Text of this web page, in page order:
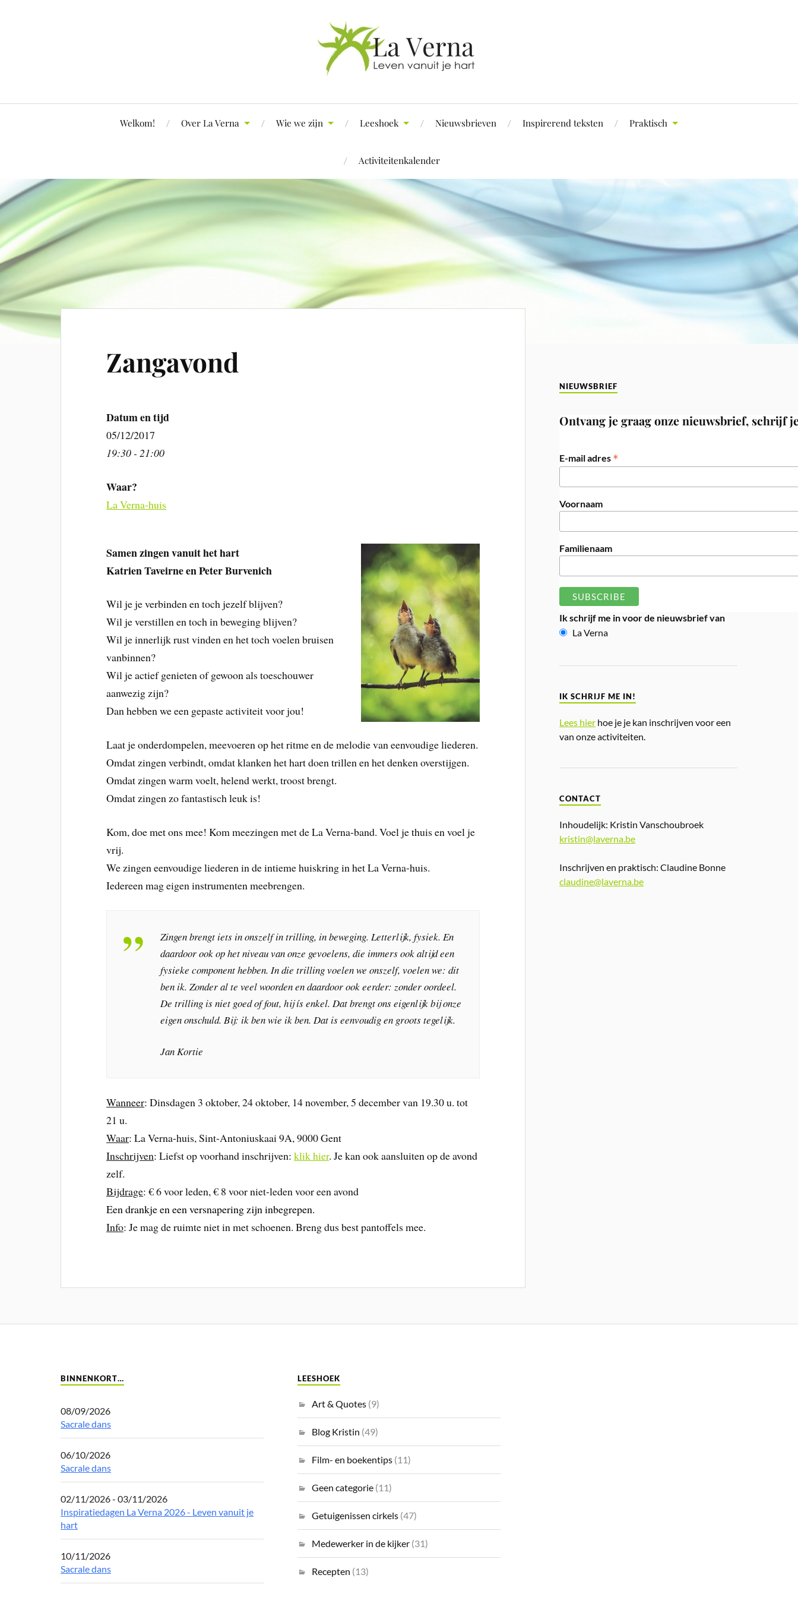
Welkom! Over La Verna Wie we zijn Leeshoek Nieuwsbrieven Inspirerend teksten Praktisch
Activiteitenkalender
Zangavond
Datum en tijd
05/12/2017
19:30 - 21:00
Waar?
La Verna-huis
Samen zingen vanuit het hart
Katrien Taveirne en Peter Burvenich
Wil je je verbinden en toch jezelf blijven?
Wil je verstillen en toch in beweging blijven?
Wil je innerlijk rust vinden en het toch voelen bruisen
vanbinnen?
Wil je actief genieten of gewoon als toeschouwer
aanwezig zijn?
Dan hebben we een gepaste activiteit voor jou!
Laat je onderdompelen, meevoeren op het ritme en de melodie van eenvoudige liederen.
Omdat zingen verbindt, omdat klanken het hart doen trillen en het denken overstijgen.
Omdat zingen warm voelt, helend werkt, troost brengt.
Omdat zingen zo fantastisch leuk is!
Kom, doe met ons mee! Kom meezingen met de La Verna-band. Voel je thuis en voel je
vrij.
We zingen eenvoudige liederen in de intieme huiskring in het La Verna-huis.
Iedereen mag eigen instrumenten meebrengen.
Zingen brengt iets in onszelf in trilling, in beweging. Letterlijk, fysiek. En
daardoor ook op het niveau van onze gevoelens, die immers ook altijd een
fysieke component hebben. In die trilling voelen we onszelf, voelen we: dit
ben ik. Zonder al te veel woorden en daardoor ook eerder: zonder oordeel.
De trilling is niet goed of fout, hijísenkel. Dat brengt ons eigenlijk bij onze
eigen onschuld. Bij: ik ben wie ik ben. Dat is eenvoudig en groots tegelijk.
Jan Kortie
Wanneer: Dinsdagen 3 oktober, 24 oktober, 14 november, 5 december van 19.30 u. tot
21 u.
Waar: La Verna-huis, Sint-Antoniuskaai 9A, 9000 Gent
Inschrijven: Liefst op voorhand inschrijven:klik hier. Je kan ook aansluiten op de avond
zelf.
Bijdrage: € 6 voor leden, € 8 voor niet-leden voor een avond
Een drankje en een versnapering zijn inbegrepen.
Info: Je mag de ruimte niet in met schoenen. Breng dus best pantoffels mee.
NIEUWSBRIEF
Ontvang je graag onze nieuwsbrief, schrijf
E-mail adres *
Voornaam
Familienaam
Ik schrijf me in voor de nieuwsbrief van
La Verna
IK SCHRIJF ME IN!
Lees hier hoe je je kan inschrijven voor een
van onze activiteiten.
CONTACT
Inhoudelijk: Kristin Vanschoubroek
kristin@laverna.be
Inschrijven en praktisch: Claudine Bonne
claudine@laverna.be
BINNENKORT…
08/09/2026
Sacrale dans
06/10/2026
Sacrale dans
02/11/2026 - 03/11/2026
Inspiratiedagen La Verna 2026 - Leven vanuit je
hart
10/11/2026
Sacrale dans
LEESHOEK
Art & Quotes (9)
Blog Kristin (49)
Film- en boekentips (11)
Geen categorie (11)
Getuigenissen cirkels (47)
Medewerker in de kijker (31)
Recepten (13)